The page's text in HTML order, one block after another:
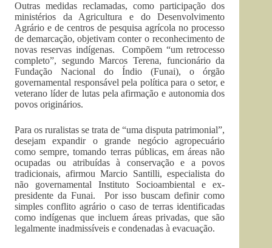
Outras medidas reclamadas, como participação dos
ministérios da Agricultura e do Desenvolvimento
Agrário e de centros de pesquisa agrícola no processo
de demarcação, objetivam conter o reconhecimento de
novas reservas indígenas. Compõem “um retrocesso
completo”, segundo Marcos Terena, funcionário da
Fundação Nacional do Índio (Funai), o órgão
governamental responsável pela política para o setor, e
veterano líder de lutas pela afirmação e autonomia dos
povos originários.
Para os ruralistas se trata de “uma disputa patrimonial”,
desejam expandir o grande negócio agropecuário
como sempre, tomando terras públicas, em áreas não
ocupadas ou atribuídas à conservação e a povos
tradicionais, afirmou Marcio Santilli, especialista do
não governamental Instituto Socioambiental e ex-
presidente da Funai. Por isso buscam definir como
simples conflito agrário o caso de terras identificadas
como indígenas que incluem áreas privadas, que são
legalmente inadmissíveis e condenadas à evacuação.